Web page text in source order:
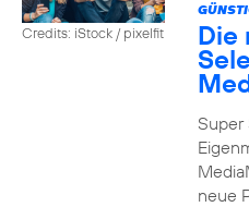
Credits: iStock / pixelfit Die
Super
neue